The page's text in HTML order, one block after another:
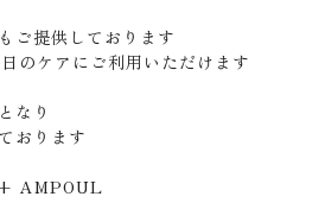
ご提供しております
のケアにご利用いただけます
なり
おります
AMPOUL